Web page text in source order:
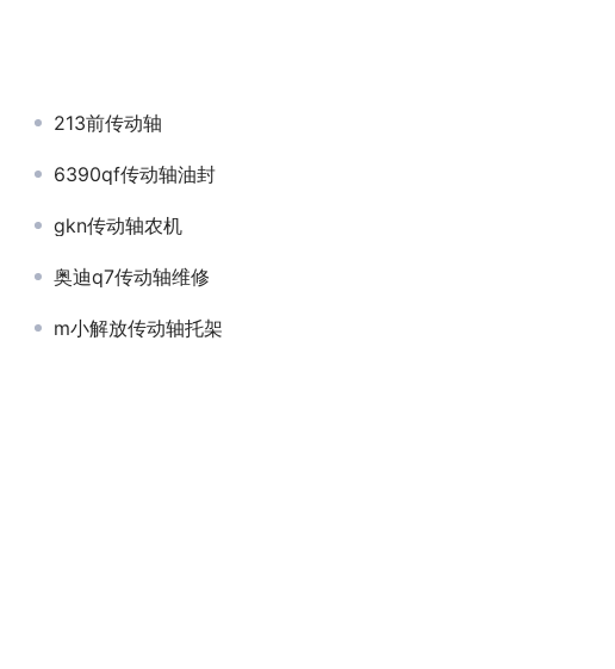
213前传动轴
6390qf传动轴油封
gkn传动轴农机
奥迪q7传动轴维修
m小解放传动轴托架